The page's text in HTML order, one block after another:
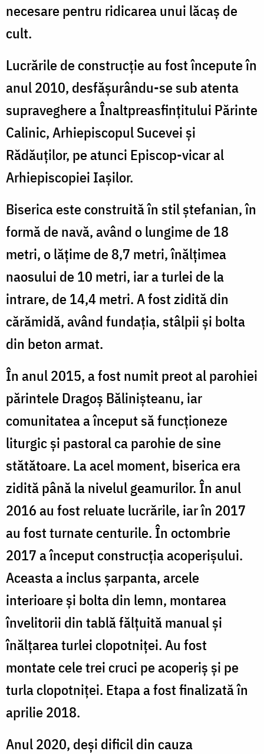
necesare pentru ridicarea unui lăcaș de
cult.
Lucrările de construcție au fost începute în
anul 2010, desfășurându-se sub atenta
supraveghere a Înaltpreasfințitului Părinte
Calinic, Arhiepiscopul Sucevei și
Rădăuților, pe atunci Episcop-vicar al
Arhiepiscopiei Iașilor.
Biserica este construită în stil ștefanian, în
formă de navă, având o lungime de 18
metri, o lățime de 8,7 metri, înălțimea
naosului de 10 metri, iar a turlei de la
intrare, de 14,4 metri. A fost zidită din
cărămidă, având fundația, stâlpii și bolta
din beton armat.
În anul 2015, a fost numit preot al parohiei
părintele Dragoș Bălinișteanu, iar
comunitatea a început să funcționeze
liturgic și pastoral ca parohie de sine
stătătoare. La acel moment, biserica era
zidită până la nivelul geamurilor. În anul
2016 au fost reluate lucrările, iar în 2017
au fost turnate centurile. În octombrie
2017 a început construcția acoperișului.
Aceasta a inclus șarpanta, arcele
interioare și bolta din lemn, montarea
învelitorii din tablă fălțuită manual și
înălțarea turlei clopotniței. Au fost
montate cele trei cruci pe acoperiș și pe
turla clopotniței. Etapa a fost finalizată în
aprilie 2018.
Anul 2020, deși dificil din cauza